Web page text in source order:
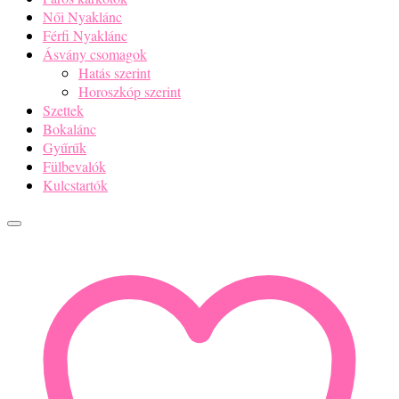
Női Nyaklánc
Férfi Nyaklánc
Ásvány csomagok
Hatás szerint
Horoszkóp szerint
Szettek
Bokalánc
Gyűrűk
Fülbevalók
Kulcstartók